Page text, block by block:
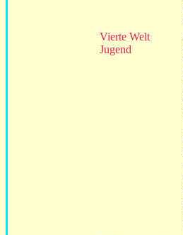
Vierte Welt
Jugend